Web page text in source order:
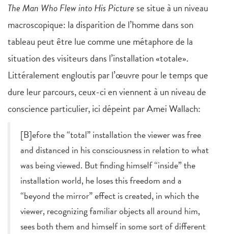
The Man Who Flew into His Picture se situe à un niveau
macroscopique: la disparition de l’homme dans son
tableau peut être lue comme une métaphore de la
situation des visiteurs dans l’installation «totale».
Littéralement engloutis par l’œuvre pour le temps que
dure leur parcours, ceux-ci en viennent à un niveau de
conscience particulier, ici dépeint par Amei Wallach:
[B]efore the “total” installation the viewer was free
and distanced in his consciousness in relation to what
was being viewed. But finding himself “inside” the
installation world, he loses this freedom and a
“beyond the mirror” effect is created, in which the
viewer, recognizing familiar objects all around him,
sees both them and himself in some sort of different